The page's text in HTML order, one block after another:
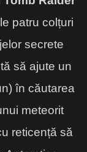
patru colțuri
secrete
să ajute un
în căutarea
meteorit
reticență să